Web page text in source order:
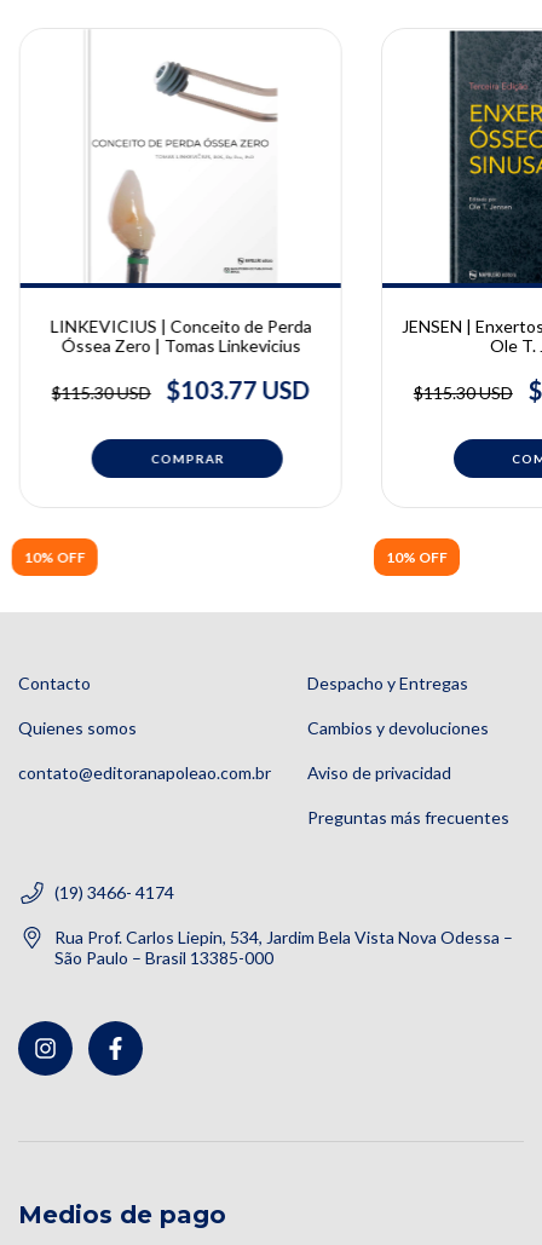
10% OFF
LINKEVICIUS | Conceito de Perda
Óssea Zero | Tomas Linkevicius
$115.30 USD $103.77 USD
10% OFF
JENSEN |
Ole T.
$115.30 USD
Contacto
Quienes somos
contato@editoranapoleao.com.br
Despacho y Entregas
Cambios y devoluciones
Aviso de privacidad
Preguntas más frecuentes
(19) 3466- 4174
Rua Prof. Carlos Liepin, 534, Jardim Bela Vista Nova Odessa –
São Paulo – Brasil 13385-000
Medios de pago